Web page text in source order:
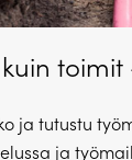
toimit
ja tutustu
ja